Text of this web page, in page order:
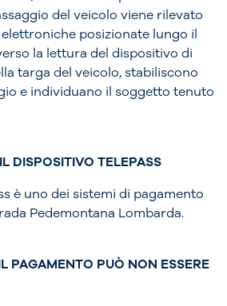
del veicolo viene rilevato
posizionate lungo il
la lettura del dispositivo di
targa del veicolo, stabiliscono
e individuano il soggetto tenuto
DISPOSITIVO TELEPASS
è uno dei sistemi di pagamento
Pedemontana Lombarda.
PAGAMENTO PUÒ NON ESSERE